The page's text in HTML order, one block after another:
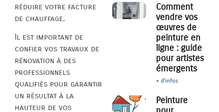
réduire votre facture
de chauffage.
Il est important de
confier vos travaux de
rénovation à des
professionnels
qualifiés pour garantir
un résultat à la
hauteur de vos
Comment
vendre vos
œuvres de
peinture en
ligne : guide
pour artistes
émergents
+ d'infos
Peinture